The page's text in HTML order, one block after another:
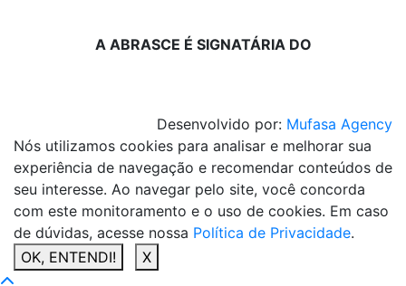
A ABRASCE É SIGNATÁRIA DO
Desenvolvido por: Mufasa Agency
Nós utilizamos cookies para analisar e melhorar sua
experiência de navegação e recomendar conteúdos de
seu interesse. Ao navegar pelo site, você concorda
com este monitoramento e o uso de cookies. Em caso
de dúvidas, acesse nossa Política de Privacidade.
OK, ENTENDI!
X